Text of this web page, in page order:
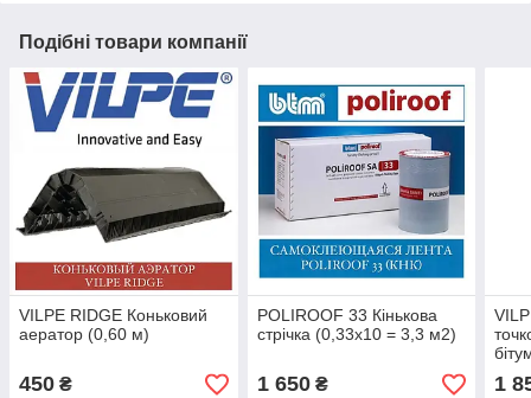
Подібні товари компанії
VILPE RIDGE Коньковий
аератор (0,60 м)
450 ₴
POLIROOF 33 Кінькова
стрічка (0,33х10 = 3,3 м2)
1 650₴ 1